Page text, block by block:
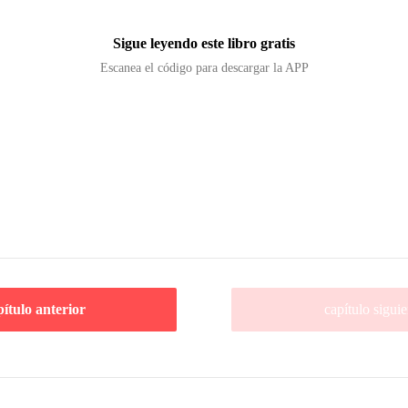
Sigue leyendo este libro gratis
Escanea el código para descargar la APP
anterior capítulo